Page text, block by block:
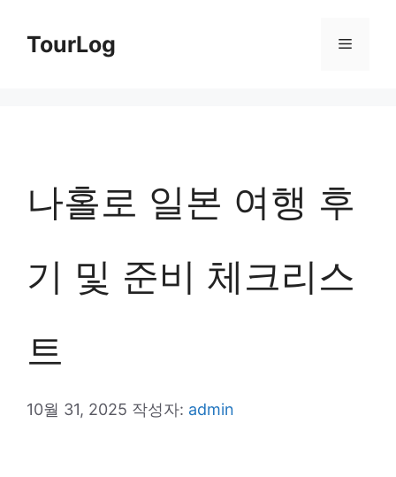
TourLog 메
나홀로 일본 여행 후
기 및 준비 체크리스
트
10월 31, 2025 작성자: admin